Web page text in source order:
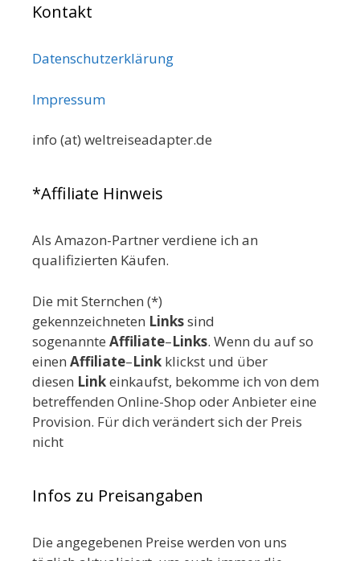
Kontakt
Datenschutzerklärung
Impressum
info (at) weltreiseadapter.de
*Affiliate Hinweis
Als Amazon-Partner verdiene ich an
qualifizierten Käufen.
Die mit Sternchen (*)
gekennzeichneten Linkssind
sogenannte Affiliate–Links. Wenn du auf so
einen Affiliate–Link klickst und über
diesen Linkeinkaufst, bekomme ich von dem
betreffenden Online-Shop oder Anbieter eine
Provision. Für dich verändert sich der Preis
nicht
Infos zu Preisangaben
Die angegebenen Preise werden von uns